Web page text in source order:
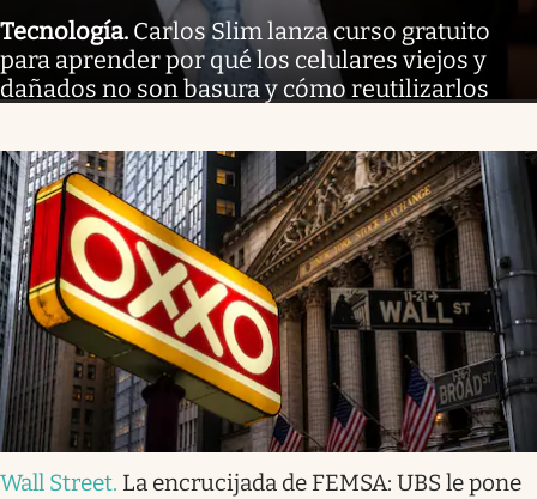
Tecnología. Carlos Slim lanza curso gratuito
para aprender por qué los celulares viejos y
dañados no son basura y cómo reutilizarlos
Wall Street. La encrucijada de FEMSA: UBS le pone